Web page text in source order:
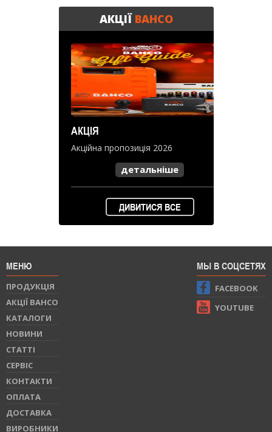
АКЦІЇBAHCO
АКЦІЯ
Акційна пропозиція 2026
детальніше
ДИВИТИСЯ ВСЕ
МЕНЮ
ПРОДУКЦIЯ
АКЦІЇ BAHCO
КАТАЛОГИ
НОВИНИ
СТАТТI
СЕРВIС
КОНТАКТИ
ОПЛАТА
ДОСТАВКА
ВИРОБНИКИ
МЫ В СОЦСЕТЯХ
FACEBOOK
YOUTUBE